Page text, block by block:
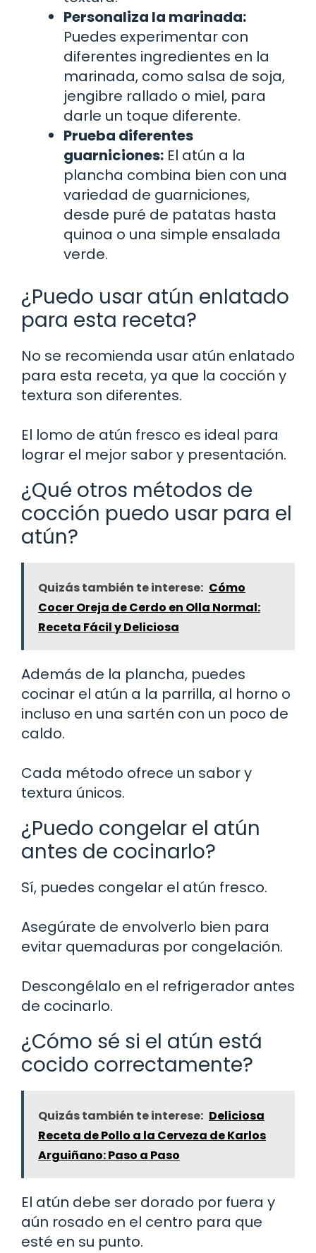
Personaliza la marinada:
Puedes experimentar con
diferentes ingredientes en la
marinada, como salsa de soja,
jengibre rallado o miel, para
darle un toque diferente.
Prueba diferentes
guarniciones: El atún a la
plancha combina bien con una
variedad de guarniciones,
desde puré de patatas hasta
quinoa o una simple ensalada
verde.
¿Puedo usar atún enlatado
para esta receta?
No se recomienda usar atún enlatado
para esta receta, ya que la cocción y
textura son diferentes.
El lomo de atún fresco es ideal para
lograr el mejor sabor y presentación.
¿Qué otros métodos de
cocción puedo usar para el
atún?
Quizás también te interese: Cómo
Cocer Oreja de Cerdo en Olla Normal:
Receta Fácil y Deliciosa
Además de la plancha, puedes
cocinar el atún a la parrilla, al horno o
incluso en una sartén con un poco de
caldo.
Cada método ofrece un sabor y
textura únicos.
¿Puedo congelar el atún
antes de cocinarlo?
Sí, puedes congelar el atún fresco.
Asegúrate de envolverlo bien para
evitar quemaduras por congelación.
Descongélalo en el refrigerador antes
de cocinarlo.
¿Cómo sé si el atún está
cocido correctamente?
Quizás también te interese: Deliciosa
Receta de Pollo a la Cerveza de Karlos
Arguiñano: Paso a Paso
El atún debe ser dorado por fuera y
aún rosado en el centro para que
esté en su punto.